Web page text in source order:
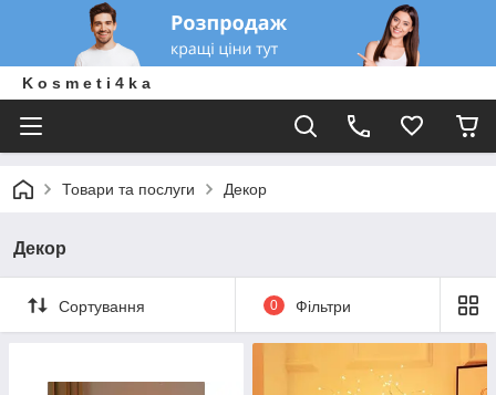
K o s m e t i 4 k a
Товари та послуги Декор
Декор
Сортування 0 Фільтри